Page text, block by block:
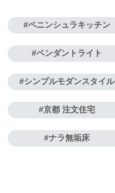
ペニンシュラキッチン
ペンダントライト
シンプルモダンスタイル
京都 注文住宅
ナラ無垢床